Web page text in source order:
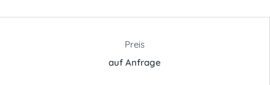
Preis
auf Anfrage